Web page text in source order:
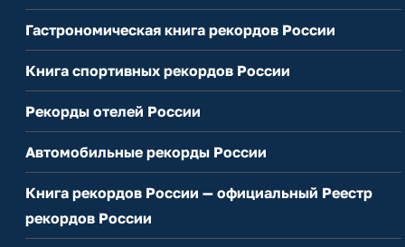
Гастрономическая книга рекордов России
Книга спортивных рекордов России
Рекорды отелей России
Автомобильные рекорды России
Книга рекордов России — официальный Реестр
рекордов России